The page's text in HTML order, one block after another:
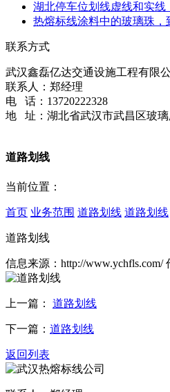
湖北停车位划线虚线和实线
热熔标线涂料中的玻璃珠，
联系方式
武汉鑫磊亿达交通设施工程有限
联系人：郑经理
电 话：13720222328
地 址：湖北省武汉市武昌区玻璃
道路划线
当前位置：
首页 业务范围 道路划线 ​道路划线
​道路划线
信息来源：http://
上一篇： ​道路划线
下一篇： ​道路划线
返回列表